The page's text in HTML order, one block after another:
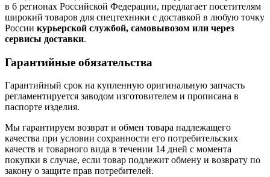
в 6 регионах Российской Федерации, предлагает посетителям
широкий товаров для спецтехники с доставкой в любую точку
России курьерской службой, самовывозом или через
сервисы доставки.
Гарантийные обязательства
Гарантийный срок на купленную оригинальную запчасть
регламентируется заводом изготовителем и прописана в
паспорте изделия.
Мы гарантируем возврат и обмен товара надлежащего
качества при условии сохранности его потребительских
качеств и товарного вида в течении 14 дней с момента
покупки в случае, если товар подлежит обмену и возврату по
закону о защите прав потребителей.